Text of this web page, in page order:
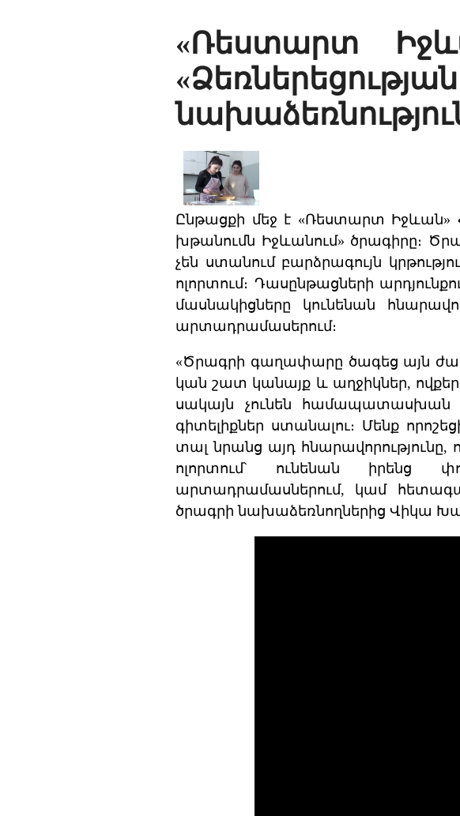
«Ռեստարտ
Ընթացքի մեջ է «Ռեստարտ Իջևան»
խթանումն Իջևանում» ծրագիրը։
չեն ստանում բարձրագույն
ոլորտում։ Դասընթացների
մասնակիցները կունենան
արտադրամասերում։
«Ծրագրի գաղափարը ծագեց այն
կան շատ կանայք և աղջիկներ, ովքեր
սակայն չունեն համապատասխան
գիտելիքներ ստանալու։ Մենք
տալ նրանց այդ
ոլորտում՝ ունենան իրենց
արտադրամասներում, կամ
ծրագրի նախաձեռնողներից Վիկա